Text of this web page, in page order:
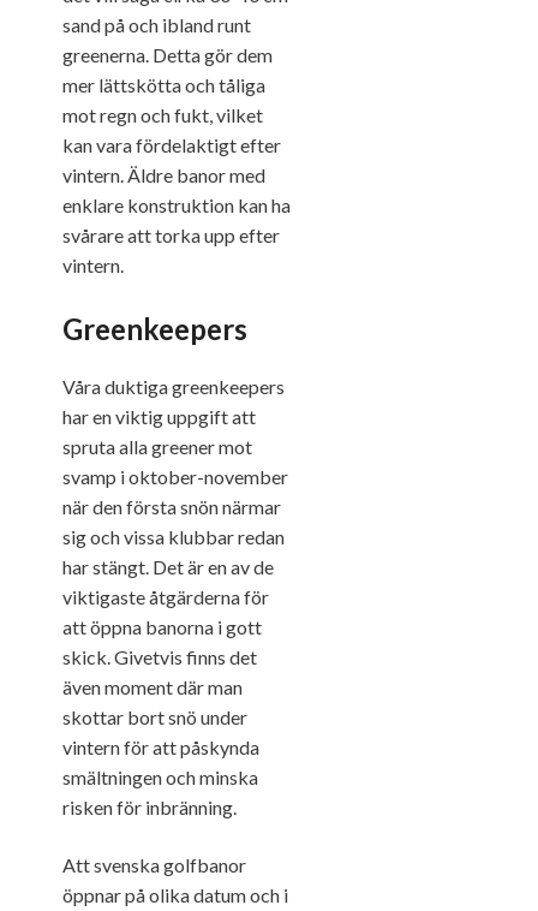
sand på och ibland runt
greenerna. Detta gör dem
mer lättskötta och tåliga
mot regn och fukt, vilket
kan vara fördelaktigt efter
vintern. Äldre banor med
enklare konstruktion kan ha
svårare att torka upp efter
vintern.
Greenkeepers
Våra duktiga greenkeepers
har en viktig uppgift att
spruta alla greener mot
svamp i oktober-november
när den första snön närmar
sig och vissa klubbar redan
har stängt. Det är en av de
viktigaste åtgärderna för
att öppna banorna i gott
skick. Givetvis finns det
även moment där man
skottar bort snö under
vintern för att påskynda
smältningen och minska
risken för inbränning.
Att svenska golfbanor
öppnar på olika datum och i